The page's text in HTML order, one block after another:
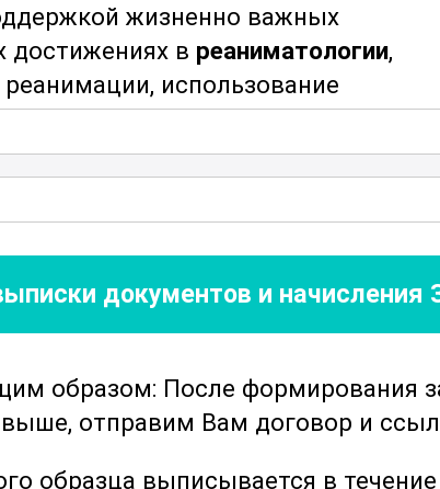
жизненно важных
достижениях в реаниматологии,
использование
в анестезиологии и
и технологиями. Участники
системы, аппараты
медицинские устройства.
курса научатся эффективно
состояниях, обеспечивая им
будут рассмотрены аспекты
что является неотъемлемой
документов и начисления
образом: После формирования
отправим Вам договор и
образца выписывается в течение